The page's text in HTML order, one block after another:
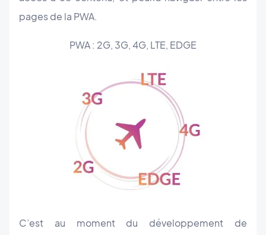
PWA : 2G, 3G, 4G, LTE, EDGE
pages de la PWA.
C’est au moment du développement de